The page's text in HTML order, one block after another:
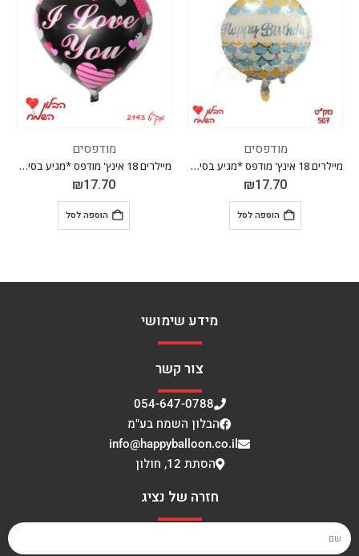
מיילרים 18 אינץ' מודפס *מגיע בסיטונאות חבילה של 5 יח' * מיילרים 18 אינץ' מודפס *מגיע בסיטונאות חבילה של 5 יח' *
מידע שימושי
צור קשר
054-647-0788
הבלון השמח בע"מ
info@happyballoon.co.il
הסתת 12, חולון
חזרה של נציג